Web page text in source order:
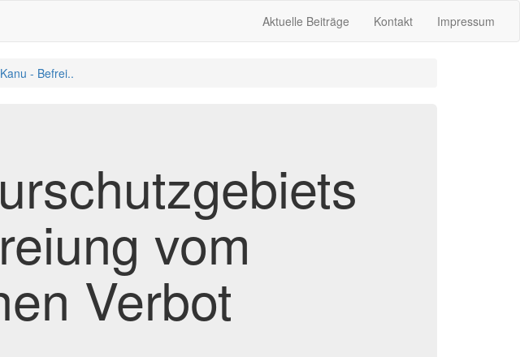
Aktuelle Beiträge Kontakt Impressum
- Befrei..
vom
Verbot